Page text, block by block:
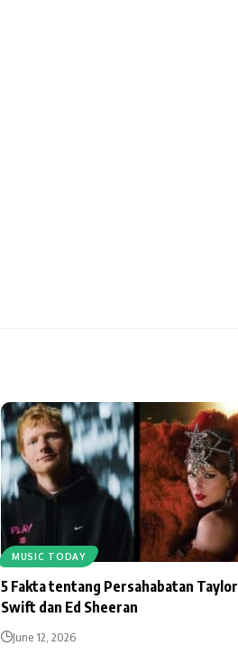
MUSIC TODAY
5 Fakta tentang Persahabatan Taylor
Swift dan Ed Sheeran
June 12, 2026